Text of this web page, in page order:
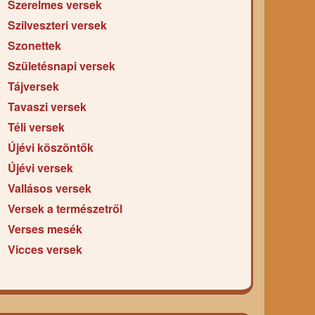
Szerelmes versek
Szilveszteri versek
Szonettek
Születésnapi versek
Tájversek
Tavaszi versek
Téli versek
Újévi köszöntők
Újévi versek
Vallásos versek
Versek a természetről
Verses mesék
Vicces versek